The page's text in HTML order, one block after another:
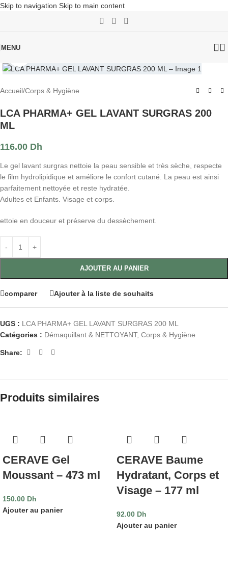
Skip to navigation Skip to main content
MENU
Accueil/Corps & Hygiène
LCA PHARMA+ GEL LAVANT SURGRAS 200
ML
116.00 Dh
Le gel lavant surgras nettoie la peau sensible et très sèche, respecte
le film hydrolipidique et améliore le confort cutané. La peau est ainsi
parfaitement nettoyée et reste hydratée.
Adultes et Enfants. Visage et corps.
ettoie en douceur et préserve du dessèchement.
AJOUTER AU PANIER
comparer Ajouter à la liste de souhaits
UGS : LCA PHARMA+ GEL LAVANT SURGRAS 200 ML
Catégories : Démaquillant & NETTOYANT, Corps & Hygiène
Share:
Produits similaires
CERAVE Gel
Moussant – 473 ml
150.00 Dh
Ajouter au panier
CERAVE Baume
Hydratant, Corps et
Visage – 177 ml
92.00 Dh
Ajouter au panier